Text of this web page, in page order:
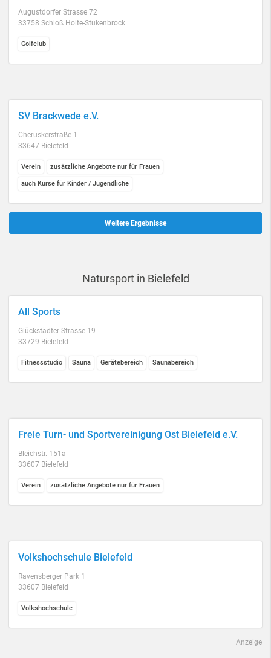
Augustdorfer Strasse 72
33758 Schloß Holte-Stukenbrock
Golfclub
SV Brackwede e.V.
Cheruskerstraße 1
33647 Bielefeld
Verein zusätzliche Angebote nur für Frauen
auch Kurse für Kinder / Jugendliche
Weitere Ergebnisse
Natursport in Bielefeld
All Sports
Glückstädter Strasse 19
33729 Bielefeld
Fitnessstudio Sauna Gerätebereich Saunabereich
Freie Turn- und Sportvereinigung Ost Bielefeld e.V.
Bleichstr. 151a
33607 Bielefeld
Verein zusätzliche Angebote nur für Frauen
Volkshochschule Bielefeld
Ravensberger Park 1
33607 Bielefeld
Volkshochschule
Anzeige